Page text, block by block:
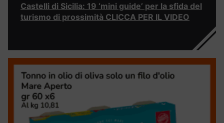
Castelli di Sicilia: 19 ‘mini guide’ per la sfida del
turismo di prossimità CLICCA PER IL VIDEO